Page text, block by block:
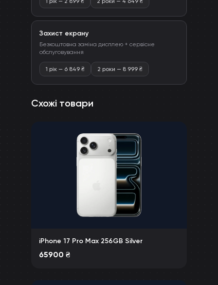
Захист екрану
Безкоштовна заміна дисплею + сервісне
обслуговування
1 рік — 6 849 ₴ 2 роки — 8 999 ₴
Схожі товари
iPhone 17 Pro Max 256GB Silver
65900 ₴